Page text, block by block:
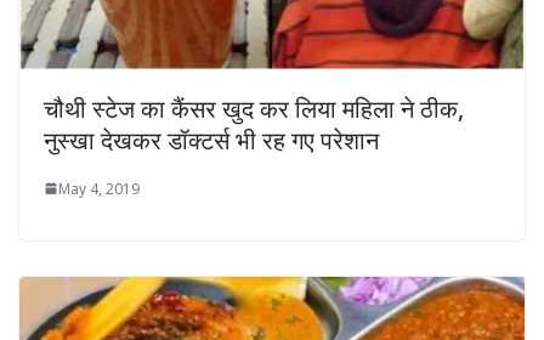
चौथी स्टेज का कैंसर खुद कर लिया महिला ने ठीक,
नुस्खा देखकर डॉक्टर्स भी रह गए परेशान
May 4, 2019